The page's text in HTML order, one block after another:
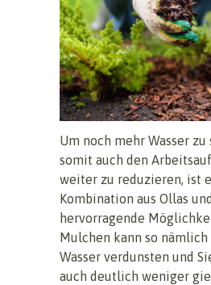
Um noch mehr Wasser zu
somit auch den
weiter zu reduzieren, ist
Kombination aus Ollas und
hervorragende
Mulchen kann so
Wasser verdunsten und
auch deutlich weniger